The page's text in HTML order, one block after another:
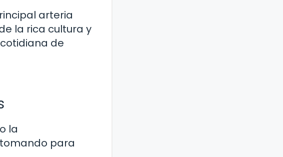
arteria
la rica cultura y
de
la
para